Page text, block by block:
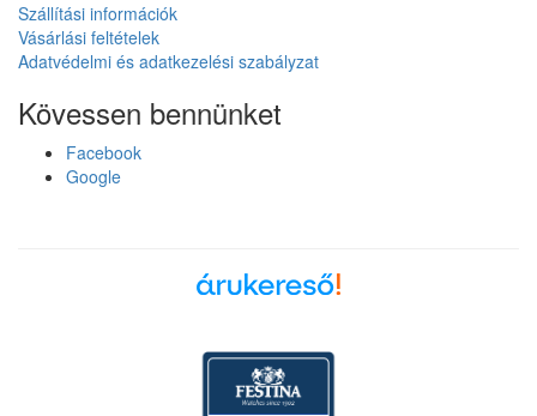
Szállítási információk
Vásárlási feltételek
Adatvédelmi és adatkezelési szabályzat
Kövessen bennünket
Facebook
Google